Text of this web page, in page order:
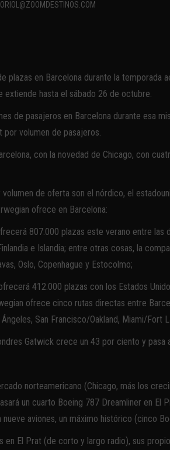
ORIOL@ZOOMDESTINOS.COM
plazas en Barcelona durante la temporada
hasta el sábado 26 de octubre.
de pasajeros en Barcelona durante esa
por volumen de pasajeros.
con la novedad de Chicago, con
de oferta son el nórdico, el
ofrece en Barcelona:
807.000 plazas este verano entre las
e Islandia; entre otras cosas, la
Oslo, Copenhague y Estocolmo;
412.000 plazas con los Estados
ofrece cinco rutas directas entre
San Francisco/Oakland, Miami/Fort
Gatwick crece un 43 por ciento y pasa
norteamericano (Chicago, más los
un cuarto Boeing 787 Dreamliner en El
aviones, un máximo histórico (cinco
en El Prat (de corto y largo radio), sus